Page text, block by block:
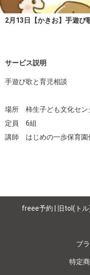
2月13日【かきお】手遊び
サービス説明
手遊び歌と育児相談
場所　柿生子ども文化セ
定員　6組
講師　はじめの一歩保育園
freee予約 | 旧tol(ト
プ
特定